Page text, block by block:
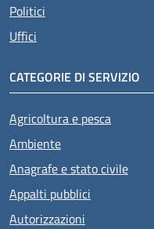
Politici
Uffici
CATEGORIE DI SERVIZIO
Agricoltura e pesca
Ambiente
Anagrafe e stato civile
Appalti pubblici
Autorizzazioni